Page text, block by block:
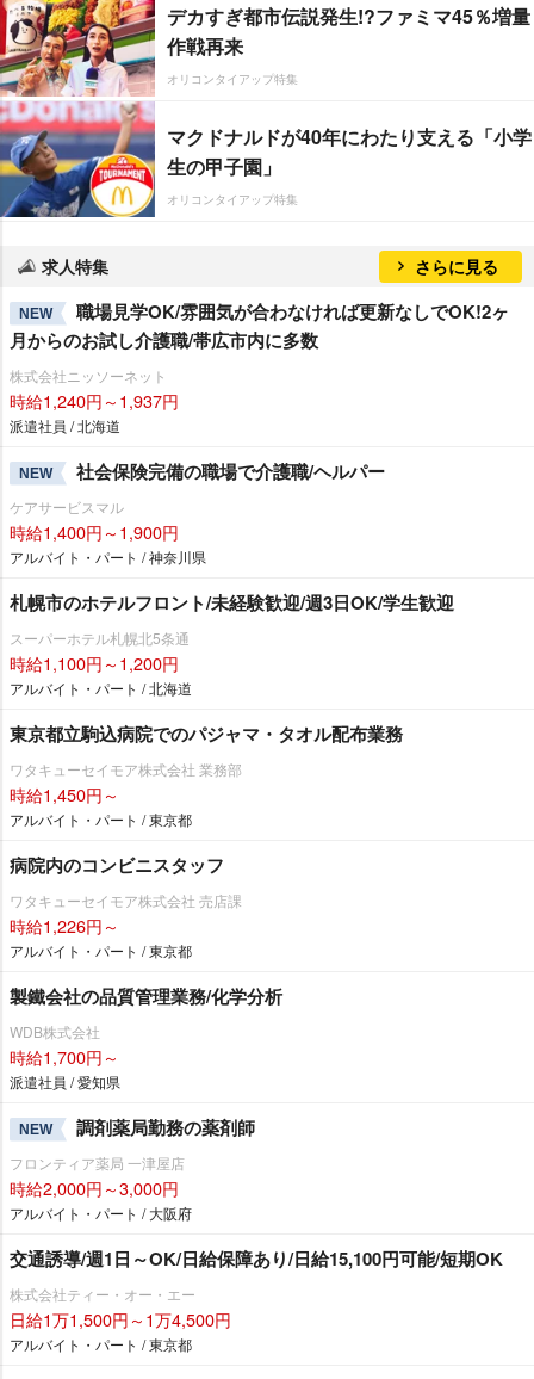
デカすぎ都市伝説発生!?ファミマ45％増量
作戦再来
オリコンタイアップ特集
マクドナルドが40年にわたり支える「小学
生の甲子園」
オリコンタイアップ特集
求人特集 さらに見る
NEW
職場見学OK/雰囲気が合わなければ更新なしでOK!2ヶ
月からのお試し介護職/帯広市内に多数
株式会社ニッソーネット
時給1,240円～1,937円
派遣社員 / 北海道
NEW 社会保険完備の職場で介護職/ヘルパー
ケアサービスマル
時給1,400円～1,900円
アルバイト・パート / 神奈川県
札幌市のホテルフロント/未経験歓迎/週3日OK/学生歓迎
スーパーホテル札幌北5条通
時給1,100円～1,200円
アルバイト・パート / 北海道
東京都立駒込病院でのパジャマ・タオル配布業務
ワタキューセイモア株式会社 業務部
時給1,450円～
アルバイト・パート / 東京都
病院内のコンビニスタッフ
ワタキューセイモア株式会社 売店課
時給1,226円～
アルバイト・パート / 東京都
製鐵会社の品質管理業務/化学分析
WDB株式会社
時給1,700円～
派遣社員 / 愛知県
NEW 調剤薬局勤務の薬剤師
フロンティア薬局 一津屋店
時給2,000円～3,000円
アルバイト・パート / 大阪府
交通誘導/週1日～OK/日給保障あり/日給15,100円可能/短期OK
株式会社ティー・オー・エー
日給1万1,500円～1万4,500円
アルバイト・パート / 東京都